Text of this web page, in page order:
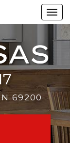
69200